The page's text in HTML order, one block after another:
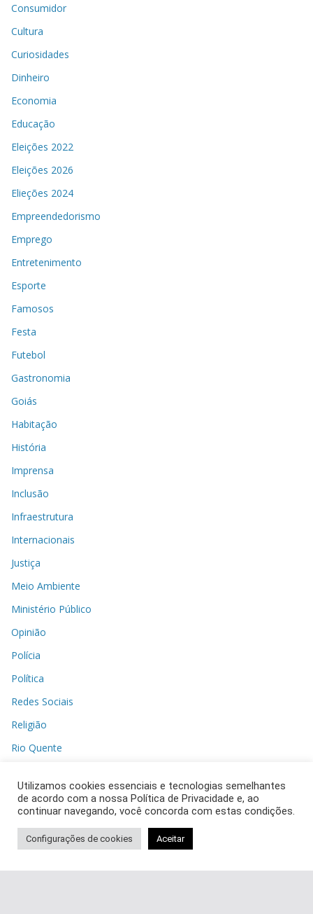
Consumidor
Cultura
Curiosidades
Dinheiro
Economia
Educação
Eleições 2022
Eleições 2026
Elieções 2024
Empreendedorismo
Emprego
Entretenimento
Esporte
Famosos
Festa
Futebol
Gastronomia
Goiás
Habitação
História
Imprensa
Inclusão
Infraestrutura
Internacionais
Justiça
Meio Ambiente
Ministério Público
Opinião
Polícia
Política
Redes Sociais
Religião
Rio Quente
Segurança
Social
Sociedade
Utilizamos cookies essenciais e tecnologias semelhantes
de acordo com a nossa Política de Privacidade e, ao
continuar navegando, você concorda com estas condições.
Configurações de cookies Aceitar